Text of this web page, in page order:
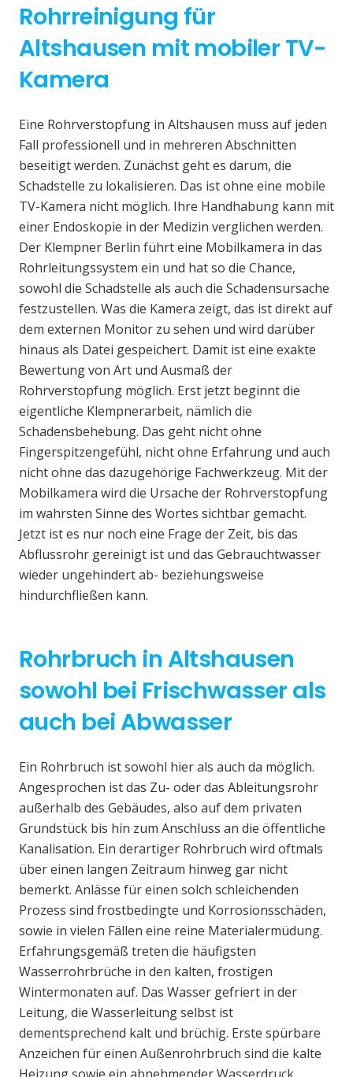
Rohrreinigung für
Altshausen mit mobiler TV-
Kamera
Eine Rohrverstopfung in Altshausen muss auf jeden
Fall professionell und in mehreren Abschnitten
beseitigt werden. Zunächst geht es darum, die
Schadstelle zu lokalisieren. Das ist ohne eine mobile
TV-Kamera nicht möglich. Ihre Handhabung kann mit
einer Endoskopie in der Medizin verglichen werden.
Der Klempner Berlin führt eine Mobilkamera in das
Rohrleitungssystem ein und hat so die Chance,
sowohl die Schadstelle als auch die Schadensursache
festzustellen. Was die Kamera zeigt, das ist direkt auf
dem externen Monitor zu sehen und wird darüber
hinaus als Datei gespeichert. Damit ist eine exakte
Bewertung von Art und Ausmaß der
Rohrverstopfung möglich. Erst jetzt beginnt die
eigentliche Klempnerarbeit, nämlich die
Schadensbehebung. Das geht nicht ohne
Fingerspitzengefühl, nicht ohne Erfahrung und auch
nicht ohne das dazugehörige Fachwerkzeug. Mit der
Mobilkamera wird die Ursache der Rohrverstopfung
im wahrsten Sinne des Wortes sichtbar gemacht.
Jetzt ist es nur noch eine Frage der Zeit, bis das
Abflussrohr gereinigt ist und das Gebrauchtwasser
wieder ungehindert ab- beziehungsweise
hindurchfließen kann.
Rohrbruch in Altshausen
sowohl bei Frischwasser als
auch bei Abwasser
Ein Rohrbruch ist sowohl hier als auch da möglich.
Angesprochen ist das Zu- oder das Ableitungsrohr
außerhalb des Gebäudes, also auf dem privaten
Grundstück bis hin zum Anschluss an die öffentliche
Kanalisation. Ein derartiger Rohrbruch wird oftmals
über einen langen Zeitraum hinweg gar nicht
bemerkt. Anlässe für einen solch schleichenden
Prozess sind frostbedingte und Korrosionsschäden,
sowie in vielen Fällen eine reine Materialermüdung.
Erfahrungsgemäß treten die häufigsten
Wasserrohrbrüche in den kalten, frostigen
Wintermonaten auf. Das Wasser gefriert in der
Leitung, die Wasserleitung selbst ist
dementsprechend kalt und brüchig. Erste spürbare
Anzeichen für einen Außenrohrbruch sind die kalte